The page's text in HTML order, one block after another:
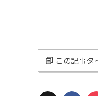
この記事タ